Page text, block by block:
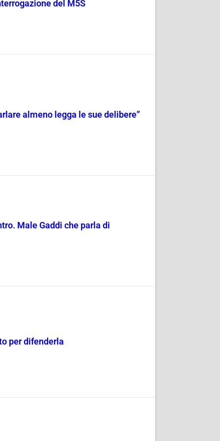
del M5S
almeno legga le sue delibere”
Male Gaddi che parla di
per difenderla